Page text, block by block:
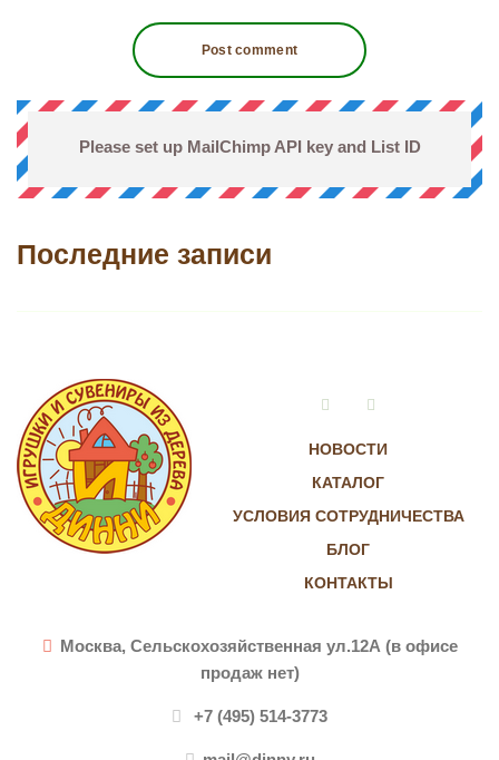
Please set up MailChimp API key and List ID
Последние записи
НОВОСТИ
КАТАЛОГ
УСЛОВИЯ СОТРУДНИЧЕСТВА
БЛОГ
КОНТАКТЫ
VkontakteInstagram
Москва, Сельскохозяйственная ул.12А (в офисе
продаж нет)
+7 (495) 514-3773